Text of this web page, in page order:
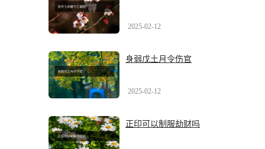
2025-02-12
身弱戊土月令伤官
2025-02-12
正印可以制服劫财吗